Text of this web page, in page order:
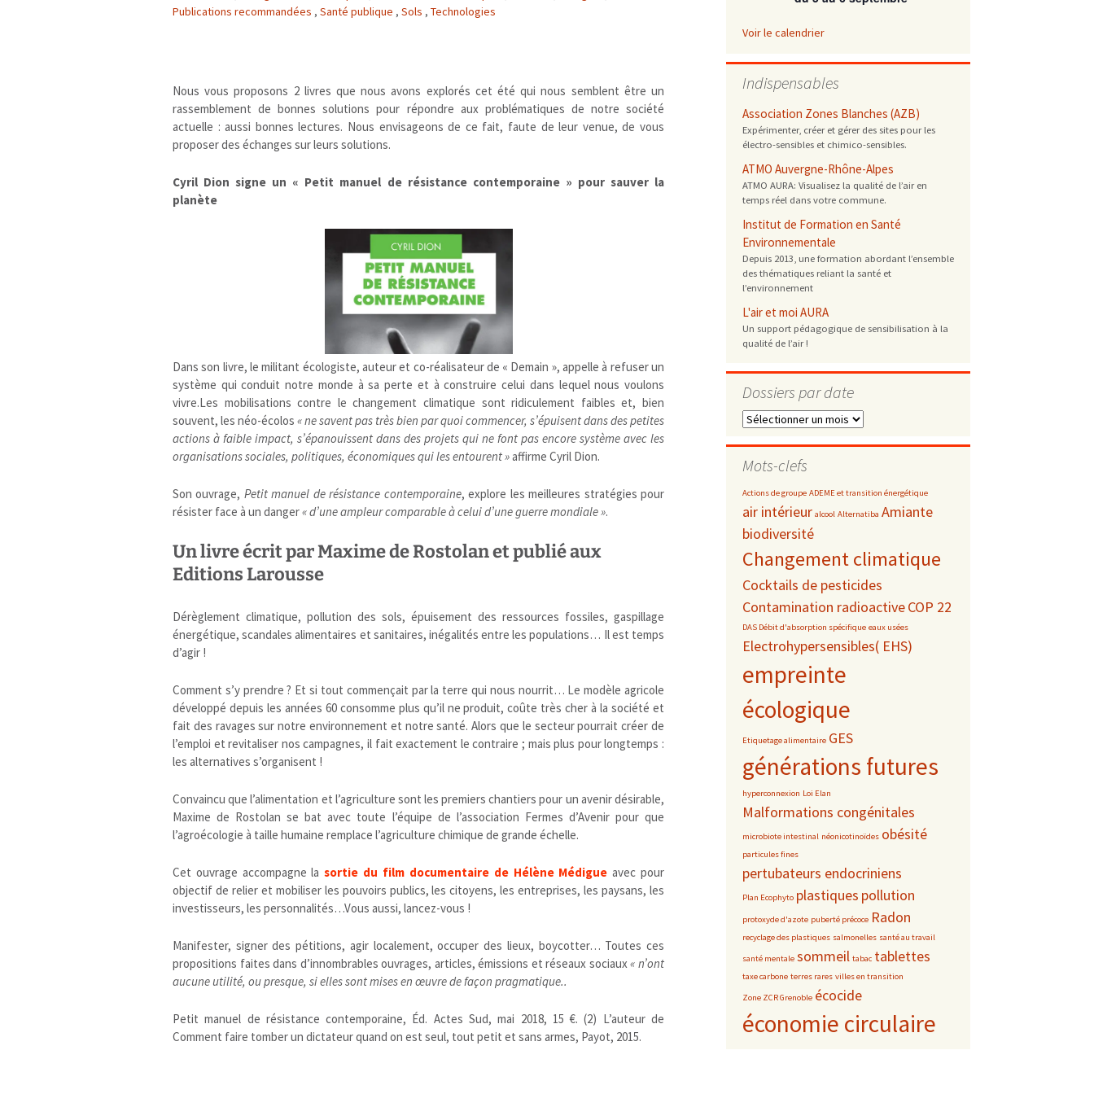
modes de conservation et de cuisson
Biodiversité
Contamination infectieuse
Contaminations chimiques
cancérigène / mutagène / reprotoxique
métaux lourds et autres
Déchets
économie circulaire
renouvelables / transition énergétique
Études scientifiques
Jurisprudence
Logement
Modes de comportement
offre de soins
Petite enfance
Pharmacovigilance, produits et
dispositifs de santé, vaccins
Population à risque
adolescents
exposition professionnelle
femmes enceintes / enfants
Publications recommandées
Rayonnements
ionisants
mobile, WIFI, Linky, …)
réglementaire
Santé publique
Sols
Technologies
Vie sociale
Publications recommandées , Santé publique , Sols , Technologies
Nous vous proposons 2 livres que nous avons explorés cet été qui nous semblent être un
rassemblement de bonnes solutions pour répondre aux problématiques de notre société
actuelle : aussi bonnes lectures. Nous envisageons de ce fait, faute de leur venue, de vous
proposer des échanges sur leurs solutions.
Cyril Dion signe un « Petit manuel de résistance contemporaine » pour sauver la
planète
Dans son livre, le militant écologiste, auteur et co-réalisateur de « Demain », appelle à refuser un
système qui conduit notre monde à sa perte et à construire celui dans lequel nous voulons
vivre.Les mobilisations contre le changement climatique sont ridiculement faibles et, bien
souvent, les néo-écolos « ne savent pas très bien par quoi commencer, s’épuisent dans des petites
actions à faible impact, s’épanouissent dans des projets qui ne font pas encore système avec les
organisations sociales, politiques, économiques qui les entourent »affirme Cyril Dion.
Son ouvrage, Petit manuel de résistance contemporaine, explore les meilleures stratégies pour
résister face à un danger« d’une ampleur comparable à celui d’une guerre mondiale ».
Un livre écrit par Maxime de Rostolan et publié aux
Editions Larousse
Dérèglement climatique, pollution des sols, épuisement des ressources fossiles, gaspillage
énergétique, scandales alimentaires et sanitaires, inégalités entre les populations… Il est temps
d’agir !
Comment s’y prendre ? Et si tout commençait par la terre qui nous nourrit… Le modèle agricole
développé depuis les années 60 consomme plus qu’il ne produit, coûte très cher à la société et
fait des ravages sur notre environnement et notre santé. Alors que le secteur pourrait créer de
l’emploi et revitaliser nos campagnes, il fait exactement le contraire ; mais plus pour longtemps :
les alternatives s’organisent !
Convaincu que l’alimentation et l’agriculture sont les premiers chantiers pour un avenir désirable,
Maxime de Rostolan se bat avec toute l’équipe de l’association Fermes d’Avenir pour que
l’agroécologie à taille humaine remplace l’agriculture chimique de grande échelle.
Cet ouvrage accompagne lasortie du film documentaire de Hélène Médigue avec pour
objectif de relier et mobiliser les pouvoirs publics, les citoyens, les entreprises, les paysans, les
investisseurs, les personnalités…Vous aussi, lancez-vous !
Manifester, signer des pétitions, agir localement, occuper des lieux, boycotter… Toutes ces
propositions faites dans d’innombrables ouvrages, articles, émissions et réseaux sociaux« n’ont
aucune utilité, ou presque, si elles sont mises en œuvre de façon pragmatique..
Petit manuel de résistance contemporaine, Éd. Actes Sud, mai 2018, 15 €. (2) L’auteur de
Comment faire tomber un dictateur quand on est seul, tout petit et sans armes, Payot, 2015.
Voir le calendrier
Indispensables
Association Zones Blanches (AZB)
Expérimenter, créer et gérer des sites pour les
électro-sensibles et chimico-sensibles.
ATMO Auvergne-Rhône-Alpes
ATMO AURA: Visualisez la qualité de l’air en
temps réel dans votre commune.
Institut de Formation en Santé
Environnementale
Depuis 2013, une formation abordant l’ensemble
des thématiques reliant la santé et
l’environnement
L'air et moi AURA
Un support pédagogique de sensibilisation à la
qualité de l’air !
Dossiers par date
Dossiers
date
Mots-clefs
Actions de groupe ADEME et transition énergétique
air intérieur alcool Alternatiba Amiante
biodiversité
Changement climatique
Cocktails de pesticides
Contamination radioactiveCOP 22
DAS Débit d'absorption spécifique eaux usées
Electrohypersensibles( EHS)
empreinte
écologique
Etiquetage alimentaire GES
générations futures
hyperconnexion Loi Elan
Malformations congénitales
microbiote intestinal néonicotinoïdes obésité
particules fines
pertubateurs endocriniens
Plan Ecophyto plastiques pollution
protoxyde d'azote puberté précoce Radon
recyclage des plastiques salmonelles santé au travail
santé mentale sommeil tabac tablettes
taxe carbone terres rares villes en transition
Zone ZCR Grenoble écocide
économie circulaire